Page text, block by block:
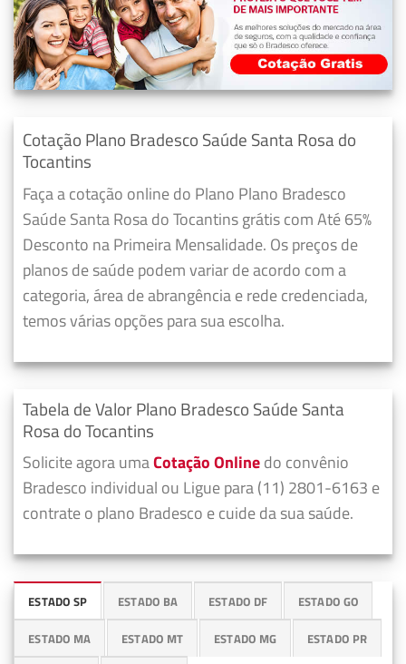
Cotação Plano Bradesco Saúde Santa Rosa do
Tocantins
Faça a cotação online do Plano Plano Bradesco
Saúde Santa Rosa do Tocantins grátis com Até 65%
Desconto na Primeira Mensalidade. Os preços de
planos de saúde podem variar de acordo com a
categoria, área de abrangência e rede credenciada,
temos várias opções para sua escolha.
Tabela de Valor Plano Bradesco Saúde Santa
Rosa do Tocantins
Solicite agora umaCotação Onlinedo convênio
Bradesco individual ou Ligue para (11) 2801-6163 e
contrate o plano Bradesco e cuide da sua saúde.
ESTADO SP ESTADO BA ESTADO DF ESTADO GO
ESTADO MA ESTADO MT ESTADO MG ESTADO PR